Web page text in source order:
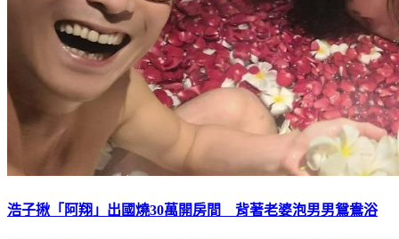
浩子揪「阿翔」出國燒30萬開房間 背著老婆泡男男鴛鴦浴